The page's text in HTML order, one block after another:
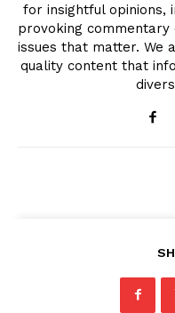
for insightful opinions,
provoking
issues that matter. We
quality content that